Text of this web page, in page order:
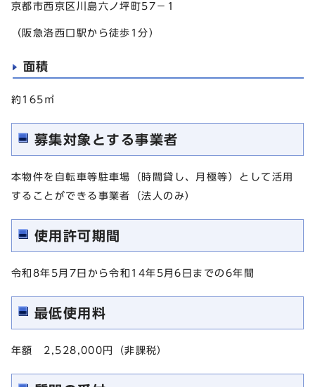
京都市西京区川島六ノ坪町57－1
（阪急洛西口駅から徒歩1分）
面積
約165㎡
募集対象とする事業者
本物件を自転車等駐車場（時間貸し、月極等）として活用
することができる事業者（法人のみ）
使用許可期間
令和8年5月7日から令和14年5月6日までの6年間
最低使用料
年額 2,528,000円（非課税）